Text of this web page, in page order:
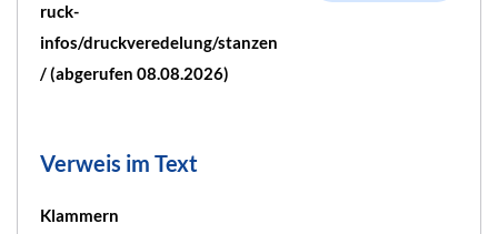
ruck-
infos/druckveredelung/stanzen
/ (abgerufen 08.08.2026)
Verweis im Text
Klammern